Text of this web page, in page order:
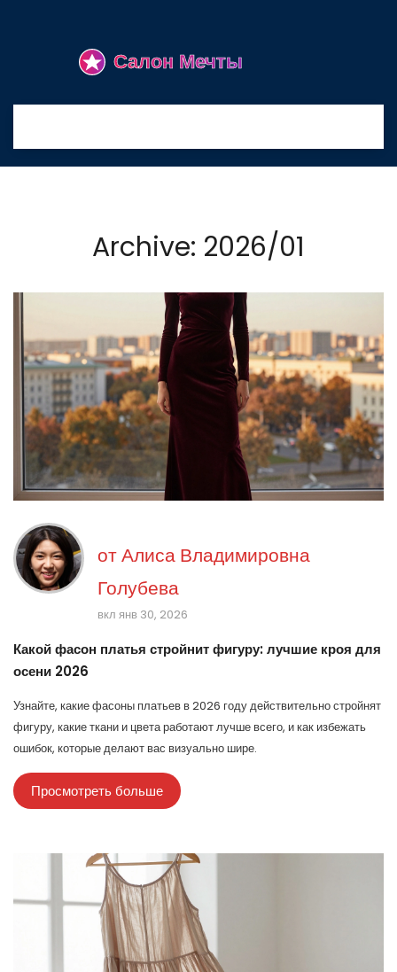
Archive: 2026/01
отАлиса Владимировна
Голубева
вкл янв 30, 2026
Какой фасон платья стройнит фигуру: лучшие кроя для
осени 2026
Узнайте, какие фасоны платьев в 2026 году действительно стройнят
фигуру, какие ткани и цвета работают лучше всего, и как избежать
ошибок, которые делают вас визуально шире.
Просмотреть больше